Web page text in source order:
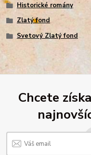
Historické romány
Zlatý fond
Svetový Zlatý fond
Chcete